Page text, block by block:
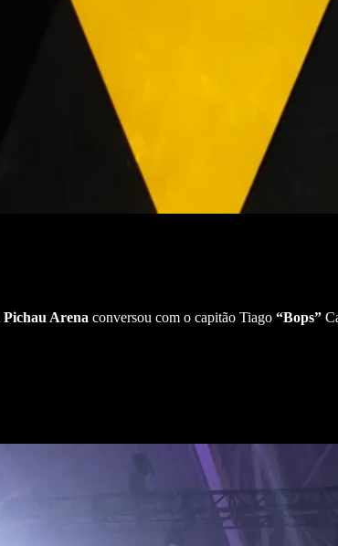
Pichau Arena conversou com o capitão Tiago “Bops”